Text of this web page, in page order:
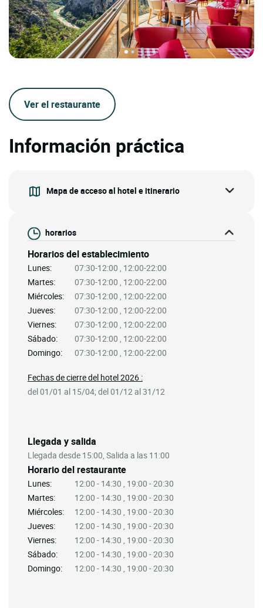
Ver el restaurante
Información práctica
Mapa de acceso al hotel e itinerario
horarios
Horarios del establecimiento
Lunes:
07:30-12:00 , 12:00-22:00
Martes:
07:30-12:00 , 12:00-22:00
Miércoles:
07:30-12:00 , 12:00-22:00
Jueves:
07:30-12:00 , 12:00-22:00
Viernes:
07:30-12:00 , 12:00-22:00
Sábado:
07:30-12:00 , 12:00-22:00
Domingo:
07:30-12:00 , 12:00-22:00
Llegada y salida
Llegada desde 15:00, Salida a las 11:00
Horario del restaurante
Lunes:
12:00 - 14:30 , 19:00 - 20:30
Martes:
12:00 - 14:30 , 19:00 - 20:30
Miércoles:
12:00 - 14:30 , 19:00 - 20:30
Jueves:
12:00 - 14:30 , 19:00 - 20:30
Viernes:
12:00 - 14:30 , 19:00 - 20:30
Sábado:
12:00 - 14:30 , 19:00 - 20:30
Domingo:
12:00 - 14:30 , 19:00 - 20:30
Fechas de cierre del hotel 2026 :
del 01/01 al 15/04; del 01/12 al 31/12